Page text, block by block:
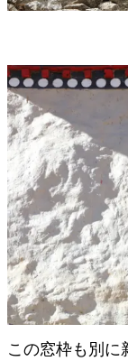
この窓枠も別に